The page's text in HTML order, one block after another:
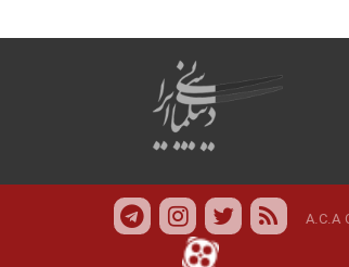
A.C.A